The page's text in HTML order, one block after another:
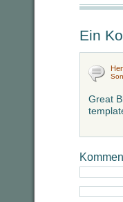
Ein
Great